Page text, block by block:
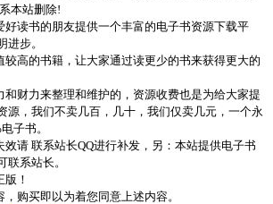
本站删除!
好读书的朋友提供一个丰富的电子书资源下载平
进步。
较高的书籍，让大家通过读更少的书来获得更大的
和财力来整理和维护的，资源收费也是为给大家提
源，我们不卖几百，几十，我们仅卖几元，一个永
子书。
请 联系站长QQ进行补发，另：本站提供电子书
联系站长。
！
购买即以为着您同意上述内容。